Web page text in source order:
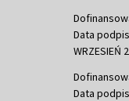
Data
WRZESIEŃ
Data